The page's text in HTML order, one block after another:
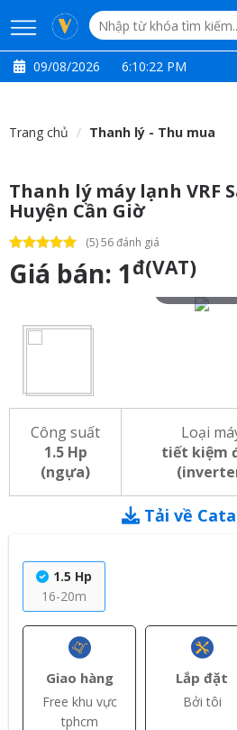
09/08/2026 6:10:23 PM
Trang chủ Thanh lý - Thu mua
Thanh lý máy lạnh VRF
Huyện Cần Giờ
(5) 56 đánh giá
Giá bán: 1đ(VAT)
Công suất
1.5 Hp
(ngựa)
Loại
tiết kiệm
Tải về
1.5 Hp
16-20m
Giao hàng
Free khu vực
tphcm
Lắp đặt
Bởi tôi